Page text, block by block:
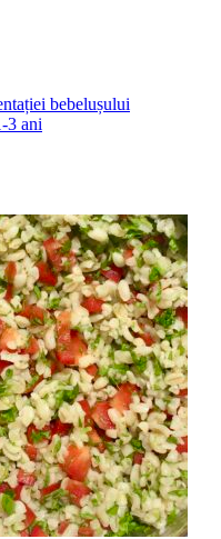
bebelușului
3 ani